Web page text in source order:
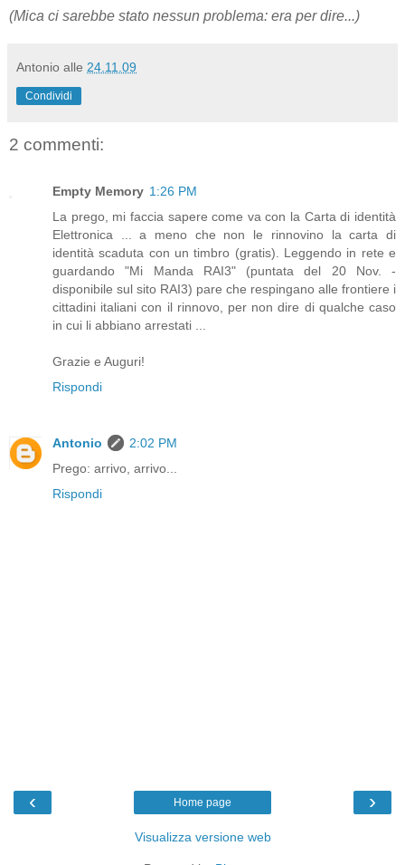
(Mica ci sarebbe stato nessun problema: era per dire...)
Antonio alle 24.11.09
Condividi
2 commenti:
Empty Memory 1:26 PM
La prego, mi faccia sapere come va con la Carta di identità
Elettronica ... a meno che non le rinnovino la carta di
identità scaduta con un timbro (gratis). Leggendo in rete e
guardando "Mi Manda RAI3" (puntata del 20 Nov. -
disponibile sul sito RAI3) pare che respingano alle frontiere i
cittadini italiani con il rinnovo, per non dire di qualche caso
in cui li abbiano arrestati ...
Grazie e Auguri!
Rispondi
Antonio
2:02 PM
Prego: arrivo, arrivo...
Rispondi
‹ ›
Home page
Visualizza versione web